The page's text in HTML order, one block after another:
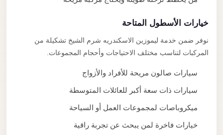
خيارات الأسطول المتاحة
نوفر ضمن خدمة ليموزين الاسكندريه شرم الشيخ تشكيلة من
المركبات لتناسب مختلف الاحتياجات وأحجام المجموعات.
سيارات صالون مريحة للأفراد والأزواج
سيارات ذات سعة أكبر للعائلات المتوسطة
ميكروباصات لمجموعات العمل أو السياحة
خيارات فاخرة لمن يبحث عن تجربة راقية